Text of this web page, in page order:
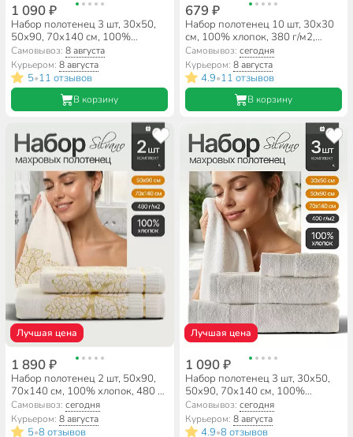
1 090 ₽
Набор полотенец 3 шт, 30х50,
50х90, 70х140 см, 100%
хлопок, 400 г/м2, Silvano,
Грация, серый, Узбекистан
Самовывоз:8 августа
Курьером:8 августа
5•11 отзывов
В корзину
679 ₽
Набор полотенец 10 шт, 30х30
см, 100% хлопок, 380 г/м2,
Silvano, белый, Узбекистан
Самовывоз: сегодня
Курьером: 8 августа
4.9•11 отзывов
В корзину
Лучшая цена
1 890 ₽
Набор полотенец 2 шт, 50x90,
70x140 см, 100% хлопок, 480 г/
м2, Silvano, Эльба, молочный,
золотой, Турция
Самовывоз:сегодня
Курьером:8 августа
5•8 отзывов
Лучшая цена
1 090 ₽
Набор полотенец 3 шт, 30х50,
50х90, 70х140 см, 100%
хлопок, 400 г/м2, Silvano,
Грация, молочный, Узбекистан
Самовывоз: сегодня
Курьером: 8 августа
4.9•8 отзывов